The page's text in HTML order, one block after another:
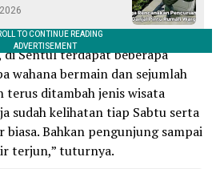
di Sentul terdapat beberapa
wahana bermain dan sejumlah
terus ditambah jenis wisata
sudah kelihatan tiap Sabtu serta
Bahkan pengunjung sampai
terjun,” tuturnya.